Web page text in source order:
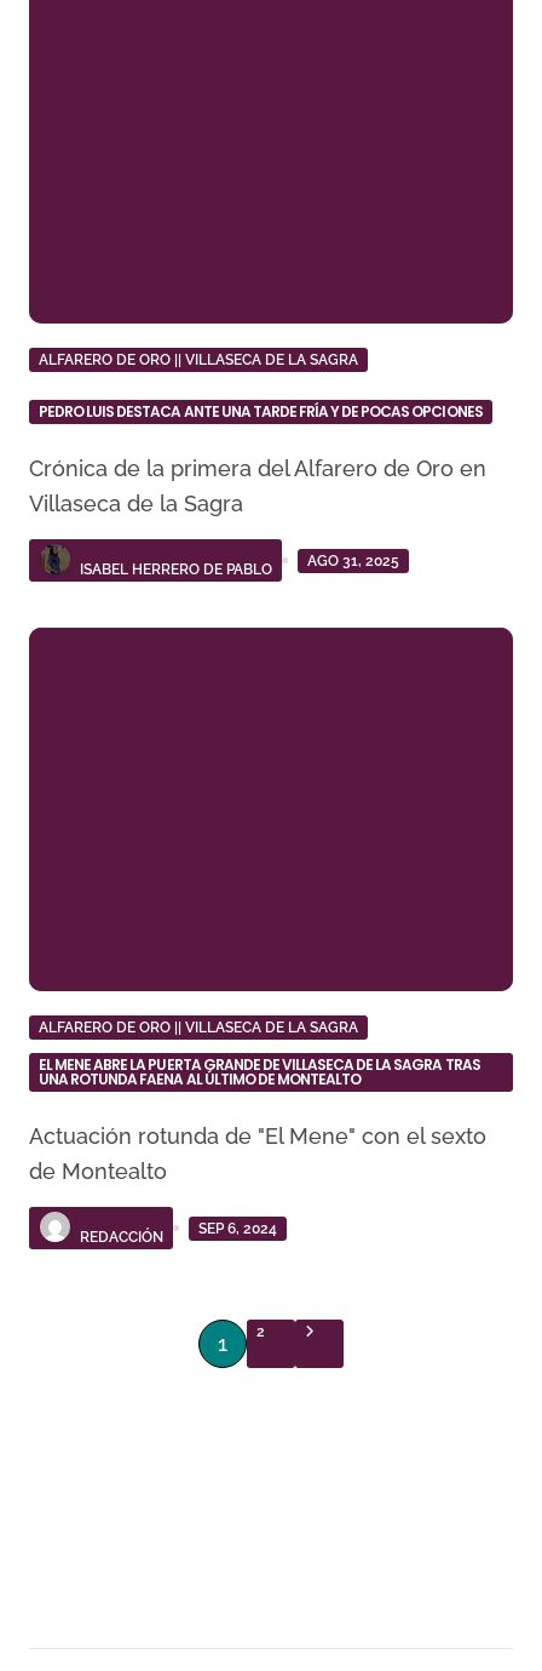
ALFARERO DE ORO || VILLASECA DE LA SAGRA
PEDRO LUIS DESTACA ANTE UNA TARDE FRÍA Y DE POCAS OPCIONES
Crónica de la primera del Alfarero de Oro en
Villaseca de la Sagra
ISABEL HERRERO DE PABLO
AGO 31, 2025
ALFARERO DE ORO || VILLASECA DE LA SAGRA
EL MENE ABRE LA PUERTA GRANDE DE VILLASECA DE LA SAGRA TRAS
UNA ROTUNDA FAENA AL ÚLTIMO DE MONTEALTO
Actuación rotunda de "El Mene" con el sexto
de Montealto
REDACCIÓN
SEP 6, 2024
P
c
1 2